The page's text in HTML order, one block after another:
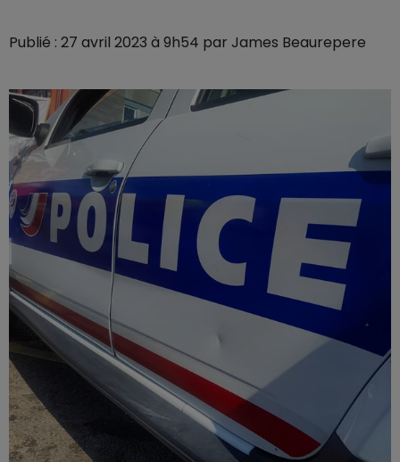
Publié : 27 avril 2023 à 9h54 par James Beaurepere